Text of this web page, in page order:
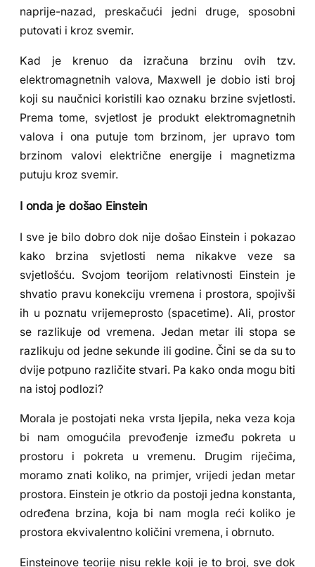
naprije-nazad, preskačući jedni druge, sposobni
putovati i kroz svemir.
Kad je krenuo da izračuna brzinu ovih tzv.
elektromagnetnih valova, Maxwell je dobio isti broj
koji su naučnici koristili kao oznaku brzine svjetlosti.
Prema tome, svjetlost je produkt elektromagnetnih
valova i ona putuje tom brzinom, jer upravo tom
brzinom valovi električne energije i magnetizma
putuju kroz svemir.
I onda je došao Einstein
I sve je bilo dobro dok nije došao Einstein i pokazao
kako brzina svjetlosti nema nikakve veze sa
svjetlošću. Svojom teorijom relativnosti Einstein je
shvatio pravu konekciju vremena i prostora, spojivši
ih u poznatu vrijemeprosto (spacetime). Ali, prostor
se razlikuje od vremena. Jedan metar ili stopa se
razlikuju od jedne sekunde ili godine. Čini se da su to
dvije potpuno različite stvari. Pa kako onda mogu biti
na istoj podlozi?
Morala je postojati neka vrsta ljepila, neka veza koja
bi nam omogućila prevođenje između pokreta u
prostoru i pokreta u vremenu. Drugim riječima,
moramo znati koliko, na primjer, vrijedi jedan metar
prostora. Einstein je otkrio da postoji jedna konstanta,
određena brzina, koja bi nam mogla reći koliko je
prostora ekvivalentno količini vremena, i obrnuto.
Einsteinove teorije nisu rekle koji je to broj, sve dok